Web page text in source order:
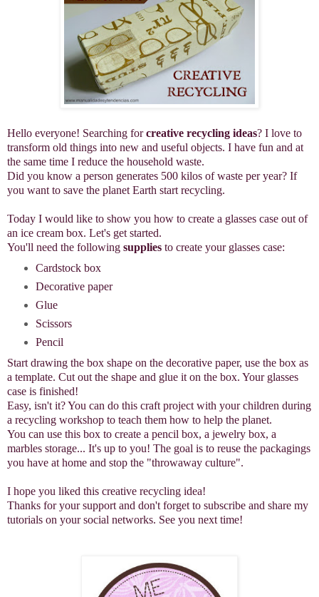
Hello everyone! Searching forcreative recycling ideas? I love to
transform old things into new and useful objects. I have fun and at
the same time I reduce the household waste.
Did you know a person generates 500 kilos of waste per year? If
you want to save the planet Earth start recycling.
Today I would like to show you how to create a glasses case out of
an ice cream box. Let's get started.
You'll need the following supplies to create your glasses case:
Cardstock box
Decorative paper
Glue
Scissors
Pencil
Start drawing the box shape on the decorative paper, use the box as
a template. Cut out the shape and glue it on the box. Your glasses
case is finished!
Easy, isn't it? You can do this craft project with your children during
a recycling workshop to teach them how to help the planet.
You can use this box to create a pencil box, a jewelry box, a
marbles storage... It's up to you! The goal is to reuse the packagings
you have at home and stop the "throwaway culture".
I hope you liked this creative recycling idea!
Thanks for your support and don't forget to subscribe and share my
tutorials on your social networks. See you next time!